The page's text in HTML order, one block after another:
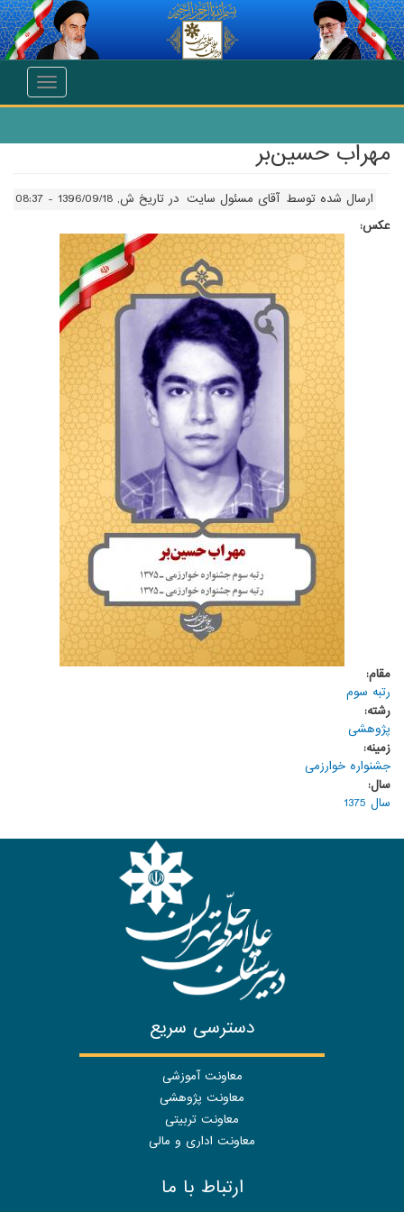
انتقال به محتوای اصلی
Toggle
مهراب حسين‌بر
ارسال شده توسط آقای مسئول سایت در تاریخ ش, 1396/09/18 - 08:37
عکس:
مقام:
رتبه سوم
رشته:
پژوهشی
زمینه:
جشنواره خوارزمی
سال:
سال 1375
دسترسی سریع
معاونت آموزشی
معاونت پژوهشی
معاونت تربیتی
معاونت اداری و مالی
ارتباط با ما